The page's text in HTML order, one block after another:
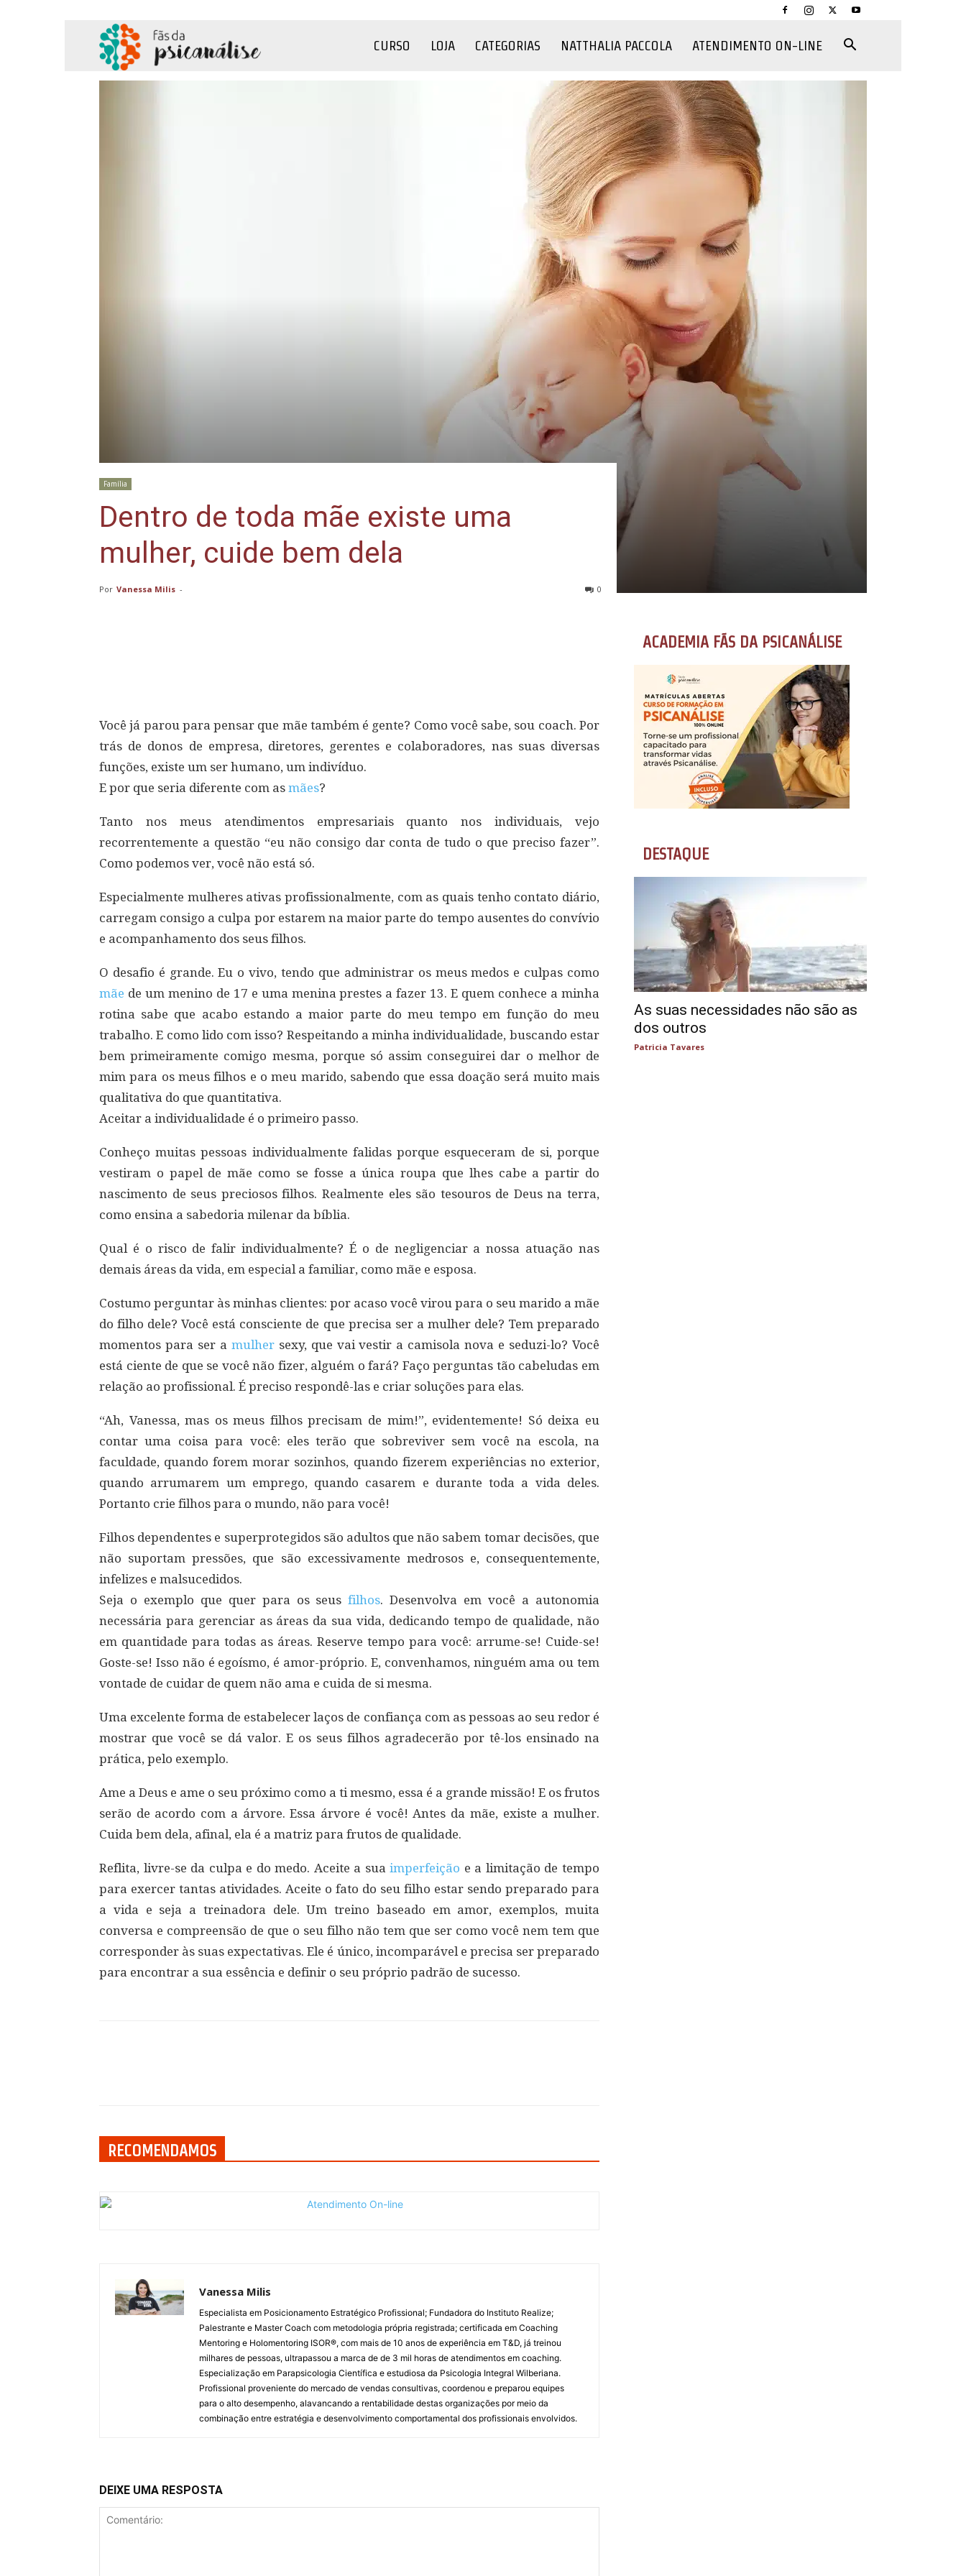
CURSO LOJA CATEGORIAS NATTHALIA PACCOLA ATENDIMENTO ON-LINE
Família
Dentro de toda mãe existe uma
mulher, cuide bem dela
Por Vanessa Milis - 0
Você já parou para pensar que mãe também é gente? Como você sabe, sou coach. Por
trás de donos de empresa, diretores, gerentes e colaboradores, nas suas diversas
funções, existe um ser humano, um indivíduo.
E por que seria diferente com as mães?
Tanto nos meus atendimentos empresariais quanto nos individuais, vejo
recorrentemente a questão “eu não consigo dar conta de tudo o que preciso fazer”.
Como podemos ver, você não está só.
Especialmente mulheres ativas profissionalmente, com as quais tenho contato diário,
carregam consigo a culpa por estarem na maior parte do tempo ausentes do convívio
e acompanhamento dos seus filhos.
O desafio é grande. Eu o vivo, tendo que administrar os meus medos e culpas como
mãe de um menino de 17 e uma menina prestes a fazer 13. E quem conhece a minha
rotina sabe que acabo estando a maior parte do meu tempo em função do meu
trabalho. E como lido com isso? Respeitando a minha individualidade, buscando estar
bem primeiramente comigo mesma, porque só assim conseguirei dar o melhor de
mim para os meus filhos e o meu marido, sabendo que essa doação será muito mais
qualitativa do que quantitativa.
Aceitar a individualidade é o primeiro passo.
Conheço muitas pessoas individualmente falidas porque esqueceram de si, porque
vestiram o papel de mãe como se fosse a única roupa que lhes cabe a partir do
nascimento de seus preciosos filhos. Realmente eles são tesouros de Deus na terra,
como ensina a sabedoria milenar da bíblia.
Qual é o risco de falir individualmente? É o de negligenciar a nossa atuação nas
demais áreas da vida, em especial a familiar, como mãe e esposa.
Costumo perguntar às minhas clientes: por acaso você virou para o seu marido a mãe
do filho dele? Você está consciente de que precisa ser a mulher dele? Tem preparado
momentos para ser a mulhersexy, que vai vestir a camisola nova e seduzi-lo? Você
está ciente de que se você não fizer, alguém o fará? Faço perguntas tão cabeludas em
relação ao profissional. É preciso respondê-las e criar soluções para elas.
“Ah, Vanessa, mas os meus filhos precisam de mim!”, evidentemente! Só deixa eu
contar uma coisa para você: eles terão que sobreviver sem você na escola, na
faculdade, quando forem morar sozinhos, quando fizerem experiências no exterior,
quando arrumarem um emprego, quando casarem e durante toda a vida deles.
Portanto crie filhos para o mundo, não para você!
Filhos dependentes e superprotegidos são adultos que não sabem tomar decisões, que
não suportam pressões, que são excessivamente medrosos e, consequentemente,
infelizes e malsucedidos.
Seja o exemplo que quer para os seusfilhos. Desenvolva em você a autonomia
necessária para gerenciar as áreas da sua vida, dedicando tempo de qualidade, não
em quantidade para todas as áreas. Reserve tempo para você: arrume-se! Cuide-se!
Goste-se! Isso não é egoísmo, é amor-próprio. E, convenhamos, ninguém ama ou tem
vontade de cuidar de quem não ama e cuida de si mesma.
Uma excelente forma de estabelecer laços de confiança com as pessoas ao seu redor é
mostrar que você se dá valor. E os seus filhos agradecerão por tê-los ensinado na
prática, pelo exemplo.
Ame a Deus e ame o seu próximo como a ti mesmo, essa é a grande missão! E os frutos
serão de acordo com a árvore. Essa árvore é você! Antes da mãe, existe a mulher.
Cuida bem dela, afinal, ela é a matriz para frutos de qualidade.
Reflita, livre-se da culpa e do medo. Aceite a suaimperfeição e a limitação de tempo
para exercer tantas atividades. Aceite o fato do seu filho estar sendo preparado para
a vida e seja a treinadora dele. Um treino baseado em amor, exemplos, muita
conversa e compreensão de que o seu filho não tem que ser como você nem tem que
corresponder às suas expectativas. Ele é único, incomparável e precisa ser preparado
para encontrar a sua essência e definir o seu próprio padrão de sucesso.
RECOMENDAMOS
Vanessa Milis
Especialista em Posicionamento Estratégico Profissional; Fundadora do Instituto Realize;
Palestrante e Master Coach com metodologia própria registrada; certificada em Coaching
Mentoring e Holomentoring ISOR®, com mais de 10 anos de experiência em T&D, já treinou
milhares de pessoas, ultrapassou a marca de de 3 mil horas de atendimentos em coaching.
Especialização em Parapsicologia Científica e estudiosa da Psicologia Integral Wilberiana.
Profissional proveniente do mercado de vendas consultivas, coordenou e preparou equipes
para o alto desempenho, alavancando a rentabilidade destas organizações por meio da
combinação entre estratégia e desenvolvimento comportamental dos profissionais envolvidos.
DEIXE UMA RESPOSTA
ACADEMIA FÃS DA PSICANÁLISE
DESTAQUE
As suas necessidades não são as
dos outros
Patricia Tavares